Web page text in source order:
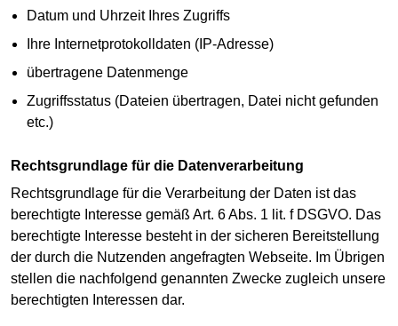
Datum und Uhrzeit Ihres Zugriffs
Ihre Internetprotokolldaten (IP-Adresse)
übertragene Datenmenge
Zugriffsstatus (Dateien übertragen, Datei nicht gefunden
etc.)
Rechtsgrundlage für die Datenverarbeitung
Rechtsgrundlage für die Verarbeitung der Daten ist das
berechtigte Interesse gemäß Art. 6 Abs. 1 lit. f DSGVO. Das
berechtigte Interesse besteht in der sicheren Bereitstellung
der durch die Nutzenden angefragten Webseite. Im Übrigen
stellen die nachfolgend genannten Zwecke zugleich unsere
berechtigten Interessen dar.